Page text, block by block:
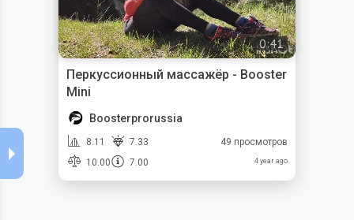
0:41
Перкуссионный массажёр - Booster
Mini
Boosterprorussia
8.11
7.33
10.00
7.00
49 просмотров
4 year ago